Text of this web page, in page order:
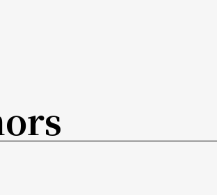
。但这个歌剧形式于十九世中期
中心盛大地发展。重要作品有约
蝙蝠》、《吉普赛男爵》，雷哈